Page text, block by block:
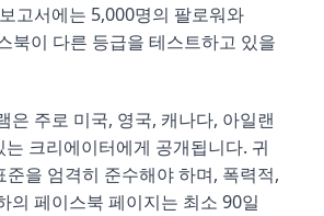
고서에는 5,000명의 팔로워와
북이 다른 등급을 테스트하고 있을
주로 미국, 영국, 캐나다, 아일랜
크리에이터에게 공개됩니다. 귀
을 엄격히 준수해야 하며, 폭력적,
의 페이스북 페이지는 최소 90일